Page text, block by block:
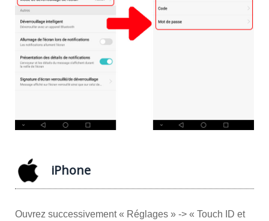
iPhone
Ouvrez successivement « Réglages » -> « Touch ID et